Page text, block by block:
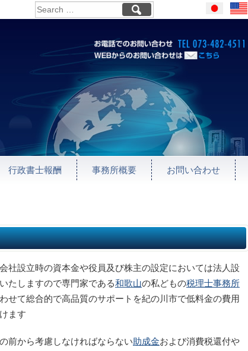
WEBからのお問い合わせはこ
ちら
行政書士報酬 事務所概要 お問い合わせ
社設立時の資本金や役員及び株主の設定においては法人設
たしますので専門家である和歌山の私どもの税理士事務所
せて総合的で高品質のサポートを紀の川市で低料金の費用
ます
前から考慮しなければならない助成金および消費税還付や